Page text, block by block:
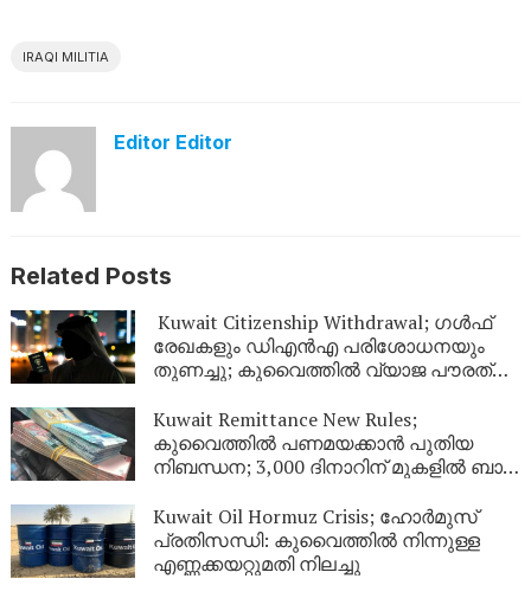
IRAQI MILITIA
Editor Editor
Related Posts
Kuwait Citizenship Withdrawal; ഗൾഫ്
രേഖകളും ഡിഎൻഎ പരിശോധനയും
തുണച്ചു; കുവൈത്തിൽ വ്യാജ പൗരത്വം
Kuwait Remittance New Rules;
കുവൈത്തിൽ പണമയക്കാൻ പുതിയ
നിബന്ധന; 3,000 ദിനാറിന് മുകളിൽ ബാങ്ക്
Kuwait Oil Hormuz Crisis; ഹോർമുസ്
പ്രതിസന്ധി: കുവൈത്തിൽ നിന്നുള്ള
എണ്ണക്കയറ്റുമതി നിലച്ചു